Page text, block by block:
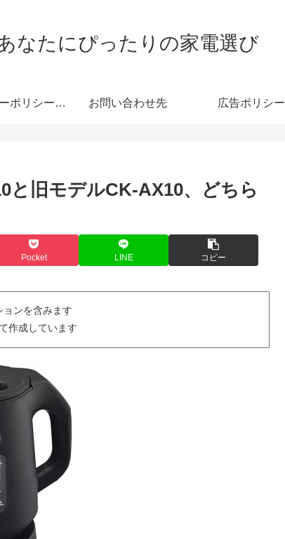
なたにぴったりの家電選び
プライバシーポリシー・免責事項 お問い合わせ先 広告ポリシー
と旧モデルCK-AX10、どちら
Pocket LINE コピー
ンを含みます
作成しています